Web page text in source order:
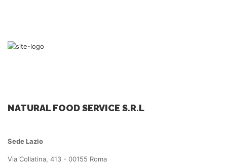
NATURAL FOOD SERVICE S.R.L
Sede Lazio
Via Collatina, 413 - 00155 Roma